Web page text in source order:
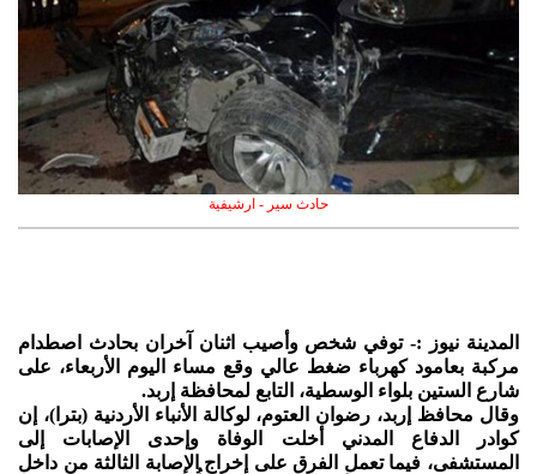
حادث سير - ارشيفية
المدينة نيوز :- توفي شخص وأصيب اثنان آخران بحادث اصطدام
مركبة بعامود كهرباء ضغط عالي وقع مساء اليوم الأربعاء، على
شارع الستين بلواء الوسطية، التابع لمحافظة إربد.
وقال محافظ إربد، رضوان العتوم، لوكالة الأنباء الأردنية (بترا)، إن
كوادر الدفاع المدني أخلت الوفاة وإحدى الإصابات إلى
المستشفى، فيما تعمل الفرق على إخراج الإصابة الثالثة من داخل